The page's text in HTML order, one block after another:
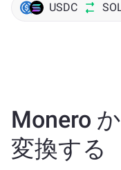
USDC
Monero
変換する